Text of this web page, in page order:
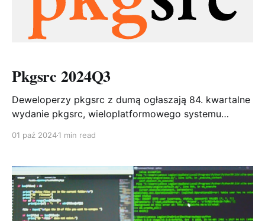
Pkgsrc 2024Q3
Deweloperzy pkgsrc z dumą ogłaszają 84. kwartalne
wydanie pkgsrc, wieloplatformowego systemu
z różnym wsparciem dla 23 różnych systemów
dodano 128 pakietów, 1505 pakietów zostało
zaktualizowanych (dodatkowo 2307 aktualizacji,
specyficznych dla języów: 32 Go, 125 Perl, 12 PHP,
778
01 paź 20241 min read